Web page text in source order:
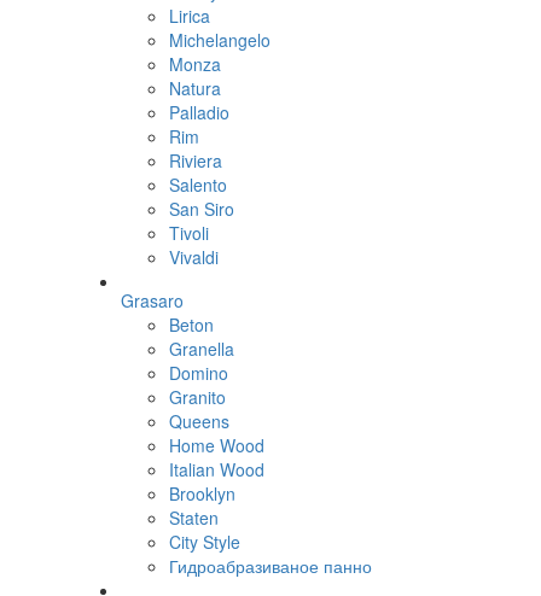
Lirica
Michelangelo
Monza
Natura
Palladio
Rim
Riviera
Salento
San Siro
Tivoli
Vivaldi
Grasaro
Beton
Granella
Domino
Granito
Queens
Home Wood
Italian Wood
Brooklyn
Staten
City Style
Гидроабразиваное панно